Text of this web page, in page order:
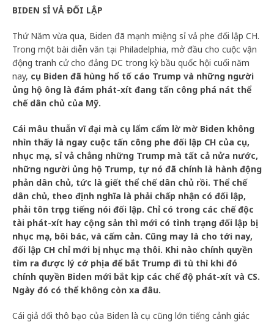
BIDEN SỈ VẢ ĐỐI LẬP
Thứ Năm vừa qua, Biden đã mạnh miệng sỉ vả phe đối lập CH.
Trong một bài diễn văn tại Philadelphia, mở đầu cho cuộc vận
động tranh cử cho đảng DC trong kỳ bầu quốc hội cuối năm
nay, cụ Biden đã hùng hổ tố cáo Trump và những người
ủng hộ ông là đám phát-xít đang tấn công phá nát thể
chế dân chủ của Mỹ.
Cái mâu thuẫn vĩ đại mà cụ lẩm cẩm lờ mờ Biden không
nhìn thấy là ngay cuộc tấn công phe đối lập CH của cụ,
nhục mạ, sỉ vả chẳng những Trump mà tất cả nửa nước,
những người ủng hộ Trump, tự nó đã chính là hành động
phản dân chủ, tức là giết thể chế dân chủ rồi. Thể chế
dân chủ, theo định nghĩa là phải chấp nhận có đối lập,
phải tôn trọng tiếng nói đối lập. Chỉ có trong các chế độc
tài phát-xít hay cộng sản thì mới có tình trạng đối lập bị
nhục mạ, bôi bác, và cấm cản. Cũng may là cho tới nay,
đối lập CH chỉ mới bị nhục mạ thôi. Khi nào chính quyền
tìm ra được lý cớ phịa để bắt Trump đi tù thì khi đó
chính quyền Biden mới bắt kịp các chế độ phát-xít và CS.
Ngày đó có thể không còn xa đâu.
Cái giả dối thô bạo của Biden là cụ cũng lớn tiếng cảnh giác